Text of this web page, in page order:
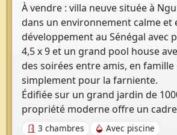
À vendre : villa neuve située à
dans un environnement calme et
développement au Sénégal avec
4,5 x 9 et un grand pool house
des soirées entre amis, en
simplement pour la farniente.
Édifiée sur un grand jardin de
propriété moderne offre un
3 chambres
Avec piscine